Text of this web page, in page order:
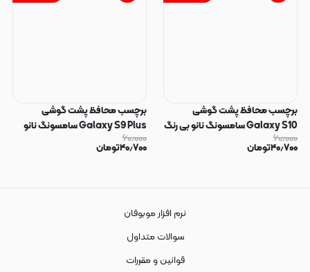
برچسب محافظ پشت گوشی
Galaxy S10 سامسونگ نانو بی رنگ
شفاف کد 40345
۶۰٫۰۰۰
۴۰٫۷۰۰تومان
برچسب محافظ پشت گوشی
Galaxy S9 Plus سامسونگ نانو
بی رنگ شفاف کد 40344
۶۰٫۰۰۰
۴۰٫۷۰۰تومان
نرم افزار موبوفان
سوالات متداول
قوانین و مقررات